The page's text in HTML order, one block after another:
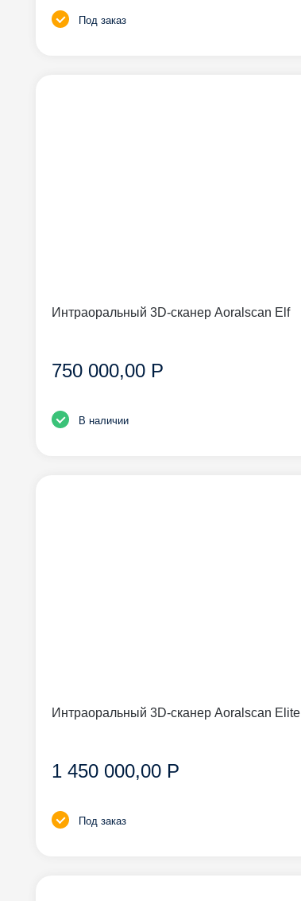
Под заказ
Интраоральный 3D-сканер Aoralscan Elf
750 000,00 Р
В наличии
Интраоральный 3D-сканер Aoralscan Elite
1 450 000,00 Р
Под заказ